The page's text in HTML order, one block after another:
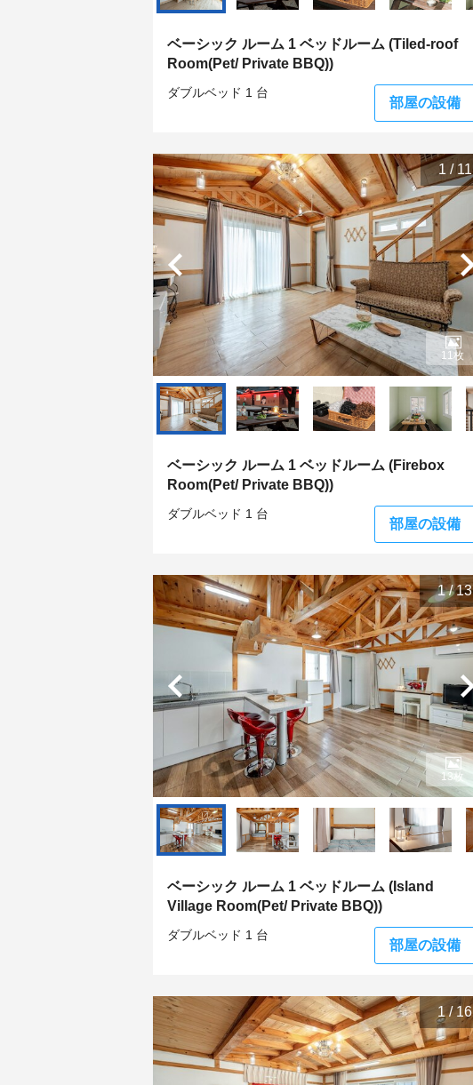
ベーシック ルーム 1 ベッドルーム (Tiled-roof
Room(Pet/ Private BBQ))
ダブルベッド 1 台
部屋の設備
1 / 11
ベーシック ルーム 1 ベッドルーム (Firebox
Room(Pet/ Private BBQ))
ダブルベッド 1 台
部屋の設備
11枚
1/13
ベーシック ルーム 1 ベッドルーム (Island
Village Room(Pet/ Private BBQ))
ダブルベッド 1 台
部屋の設備
13枚
1/16